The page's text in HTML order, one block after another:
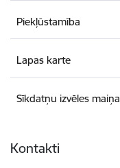
Piekļūstamība
Lapas karte
Sīkdatņu izvēles maiņa
Kontakti